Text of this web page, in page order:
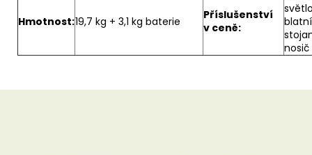
Hmotnost:19,7 kg + 3,1 kg baterie
Příslušenství
v ceně:
nosič